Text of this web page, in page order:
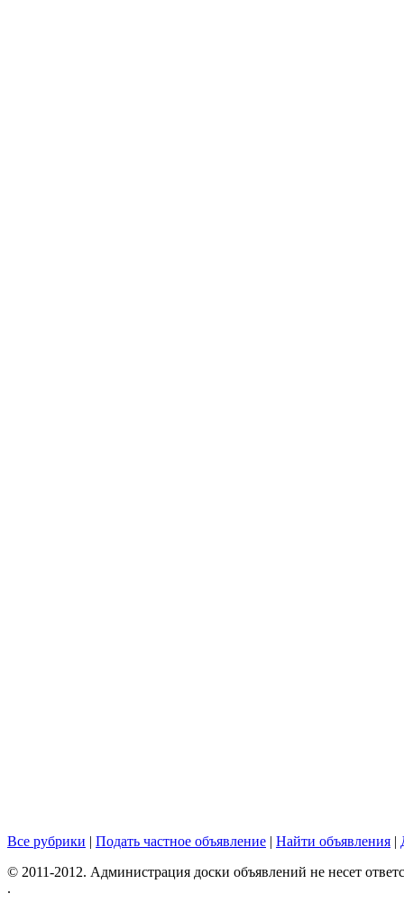
Все рубрики | Подать частное объявление | Найти объявления |
© 2011-2012. Администрация доски объявлений не несет
.